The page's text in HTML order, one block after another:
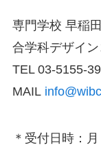
専門学校 早稲
合学科デザイン
TEL 03-5155-
MAIL
＊受付日時：